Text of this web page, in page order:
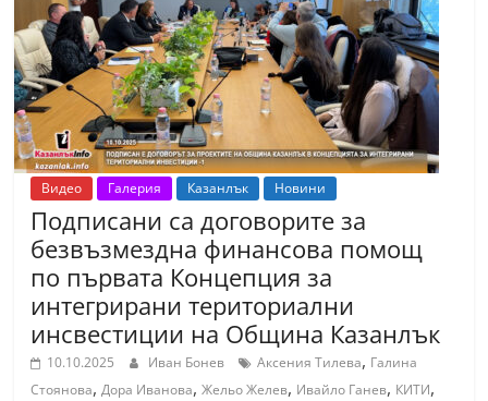
т
К
а
з
а
н
л
ъ
к
и
о
б
л
Видео Галерия Казанлък Новини
Подписани са договорите за
безвъзмездна финансова помощ
по първата Концепция за
интегрирани териториални
инсвестиции на Община Казанлък
10.10.2025 Иван Бонев Аксения Тилева, Галина
Стоянова,Дора Иванова,Жельо Желев, Ивайло Ганев, КИТИ,